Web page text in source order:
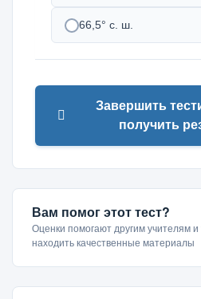
66,5° с. ш.
Завершить
получить
Вам помог этот тест?
Оценки помогают другим учителям и
находить качественные материалы